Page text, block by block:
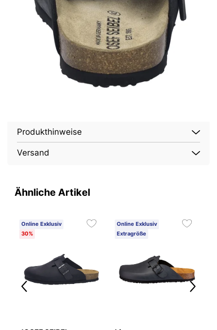
Produkthinweise
Versand
Ähnliche Artikel
Online Exklusiv
30%
Online Exklusiv
Extragröße